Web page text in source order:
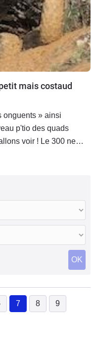
mais costaud
onguents » ainsi
p'tio des quads
OK
7
(current)
8 9